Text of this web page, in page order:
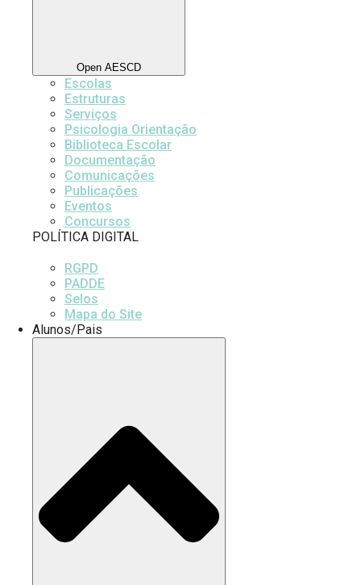
Open AESCD
Escolas
Estruturas
Serviços
Psicologia Orientação
Biblioteca Escolar
Documentação
Comunicações
Publicações
Eventos
Concursos
POLÍTICA DIGITAL
RGPD
PADDE
Selos
Mapa do Site
Alunos/Pais